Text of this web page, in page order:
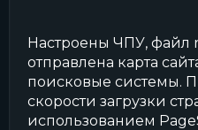
Настроены ЧПУ, файл
отправлена карта
поисковые системы.
скорости загрузки
использованием